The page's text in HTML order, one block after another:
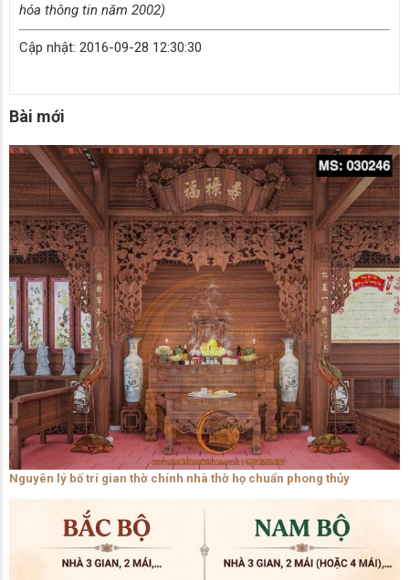
hóa thông tin năm 2002)
Cập nhật: 2016-09-28 12:30:30
Bài mới
Nguyên lý bố trí gian thờ chính nhà thờ họ chuẩn phong thủy